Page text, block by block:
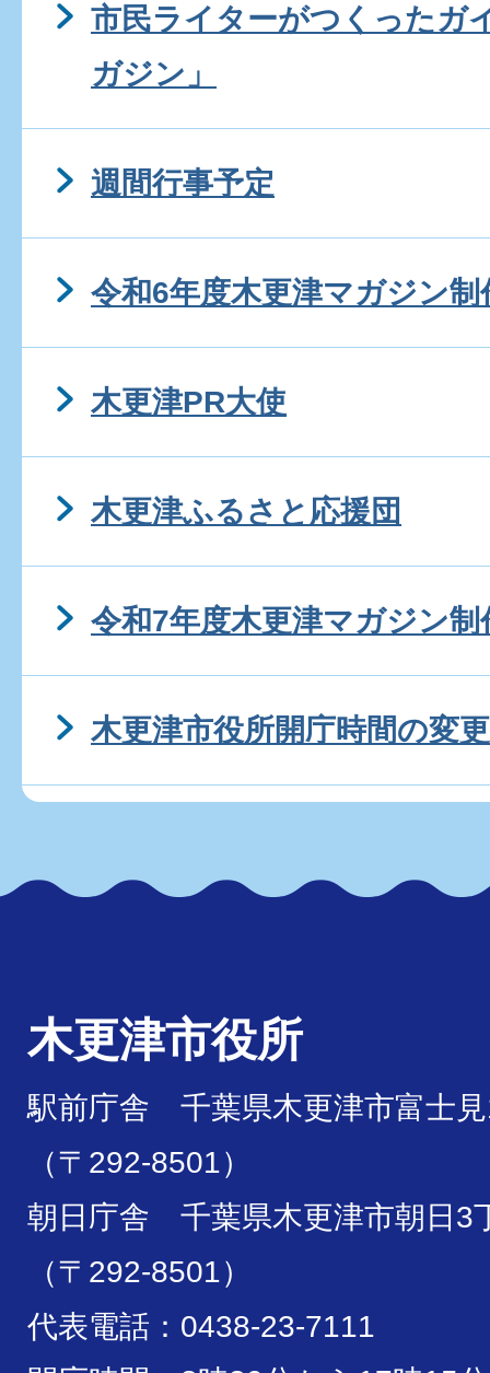
市民ライターがつくったガ
ガジン」
週間行事予定
令和6年度木更津マガジン
木更津PR大使
木更津ふるさと応援団
令和7年度木更津マガジン
木更津市役所開庁時間の変更
木更津市役所
駅前庁舎 千葉県木更津市富士
（〒292-8501）
朝日庁舎 千葉県木更津市朝日3
（〒292-8501）
代表電話：0438-23-7111